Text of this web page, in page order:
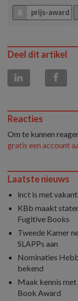
prijs-award
Deel dit artikel
Reacties
Om te kunnen
gratis een account
Laatste nieuws
inct is met
KBb maakt
Fugitive Books
Tweede Kamer
SLAPPs aan
Nominaties
bekend
Maak kennis met
Book Award